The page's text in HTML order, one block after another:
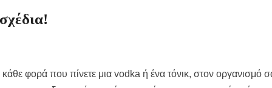
αλλάζει για ιδιοκτήτες και ενοικιαστές
οι δικαιούχοι
του LEADER
φορά που πίνετε μια vodka ή ένα τόνικ, στον οργανισμό